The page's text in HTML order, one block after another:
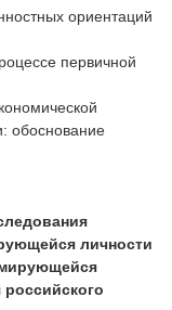
ориентаций
первичной
обоснование
личности